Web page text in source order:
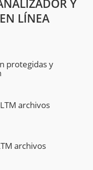
Y
LÍNEA
protegidas y
archivos
archivos